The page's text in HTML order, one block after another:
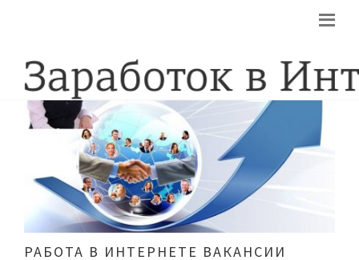
РАБОТА В ИНТЕРНЕТЕ ВАКАНСИИ